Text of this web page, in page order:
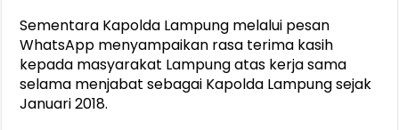
Sementara Kapolda Lampung melalui pesan
WhatsApp menyampaikan rasa terima kasih
kepada masyarakat Lampung atas kerja sama
selama menjabat sebagai Kapolda Lampung sejak
Januari 2018.